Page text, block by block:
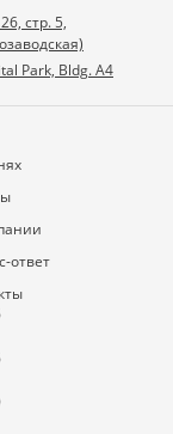
стр. 5,
Park, Bldg. A4
ответ